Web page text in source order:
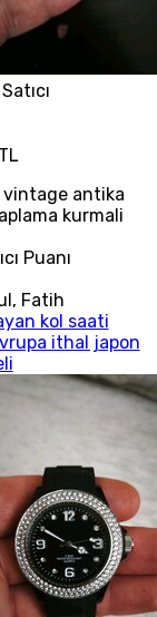
vintage antika
kurmali
Puanı
, Fatih
kol saati
ithal japon